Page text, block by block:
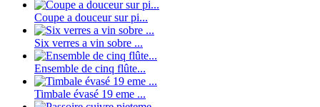
Coupe a douceur sur pi...
Six verres a vin sobre ...
Ensemble de cinq flûte...
Timbale évasé 19 eme ...